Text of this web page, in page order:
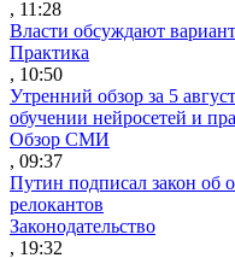
, 11:28
Власти обсуждают
Практика
, 10:50
Утренний обзор за 5
обучении нейросетей и
Обзор СМИ
, 09:37
Путин подписал закон об
релокантов
Законодательство
, 19:32